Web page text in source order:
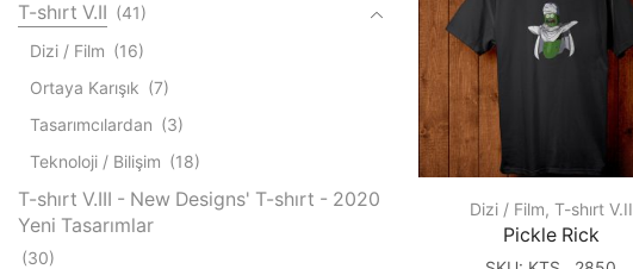
Dizi / Film, T-shırt V.II
Pickle Rick
T-shırt V.II (41)
Dizi / Film (16)
Ortaya Karışık (7)
Tasarımcılardan (3)
Teknoloji / Bilişim (18)
T-shırt V.III - New Designs' T-shırt - 2020
Yeni Tasarımlar
(30)